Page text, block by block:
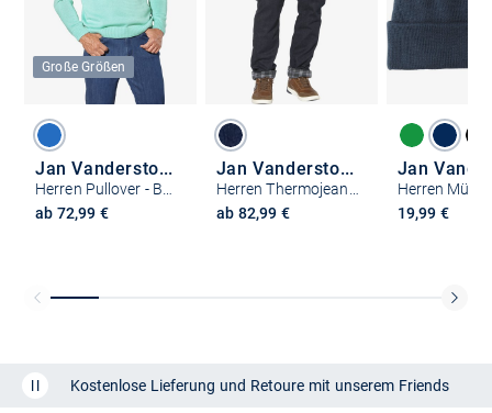
Große Größen
Jan Vanderstorm
Herren Pullover - BJORNHOLM
ab 72,99 €
Jan Vanderstorm
Herren Thermojeans - GUNNSTAD
ab 82,99 €
19,99 €
Kostenlose Lieferung und Retoure mit unserem Friends